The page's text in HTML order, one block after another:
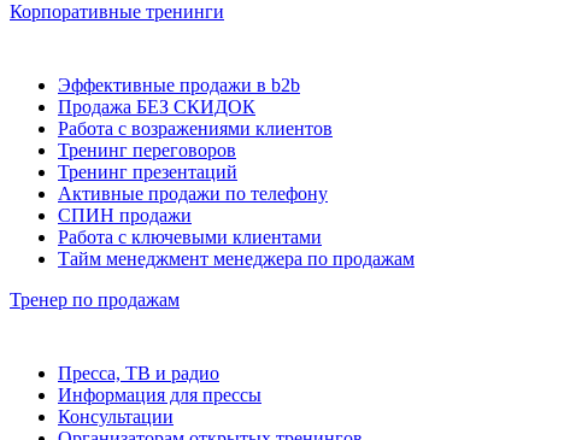
Корпоративные тренинги
Эффективные продажи в b2b
Продажа БЕЗ СКИДОК
Работа с возражениями клиентов
Тренинг переговоров
Тренинг презентаций
Активные продажи по телефону
СПИН продажи
Работа с ключевыми клиентами
Тайм менеджмент менеджера по продажам
Тренер по продажам
Пресса, ТВ и радио
Информация для прессы
Консультации